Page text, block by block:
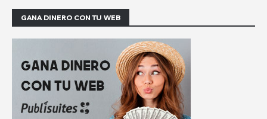
GANA DINERO CON TU WEB